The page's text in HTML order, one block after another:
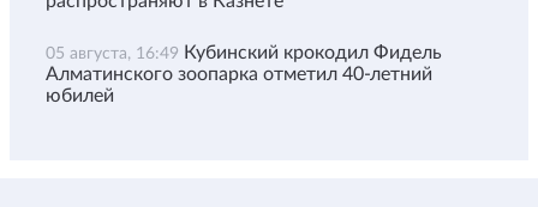
05 августа, 16:49 Кубинский крокодил Фидель
Алматинского зоопарка отметил 40-летний
юбилей